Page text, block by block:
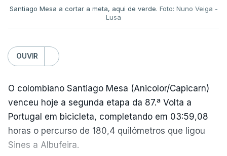
Santiago Mesa a cortar a meta, aqui de verde. Foto: Nuno Veiga -
Lusa
OUVIR
O colombiano Santiago Mesa (Anicolor/Capicarn)
venceu hoje a segunda etapa da 87.ª Volta a
Portugal em bicicleta, completando em 03:59,08
horas o percurso de 180,4 quilómetros que ligou
Sines a Albufeira.